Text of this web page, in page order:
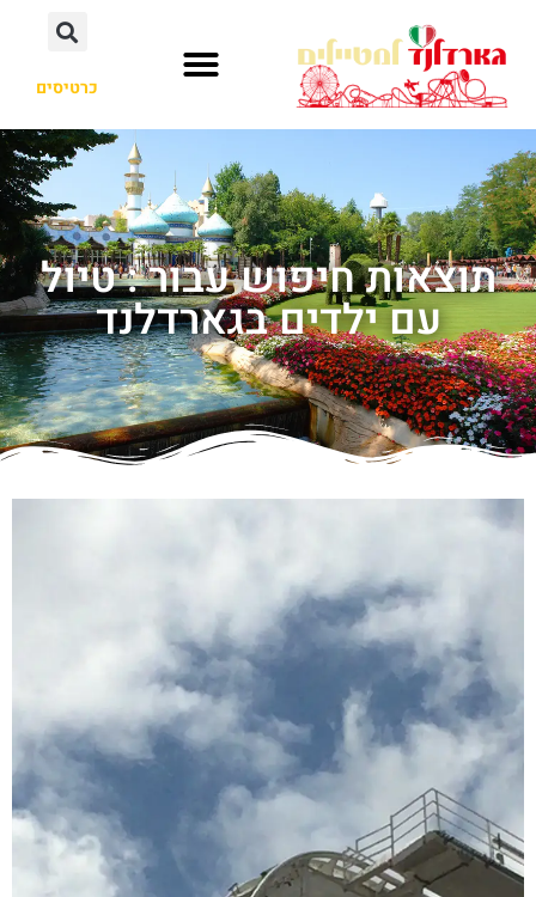
כרטיסים
תוצאות חיפוש עבור : טיול
עם ילדים בגארדלנד